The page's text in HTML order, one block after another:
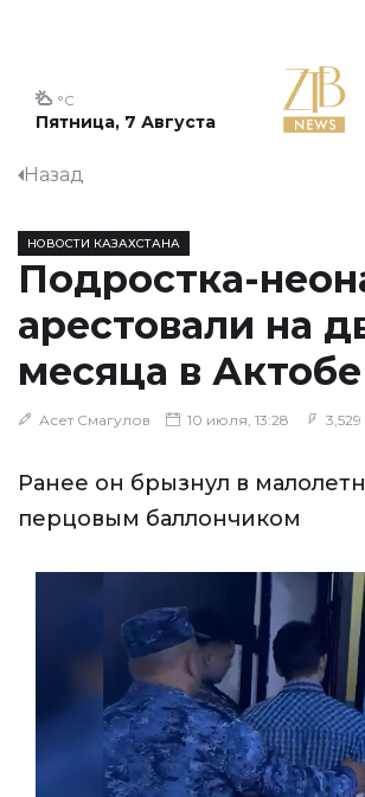
Пятница, 7 Августа
°C
Назад
НОВОСТИ КАЗАХСТАНА
Подростка-
арестовали на
месяца в Актобе
Асет Смагулов 10 июля, 13:28 3,529
Ранее он брызнул в
перцовым баллончиком